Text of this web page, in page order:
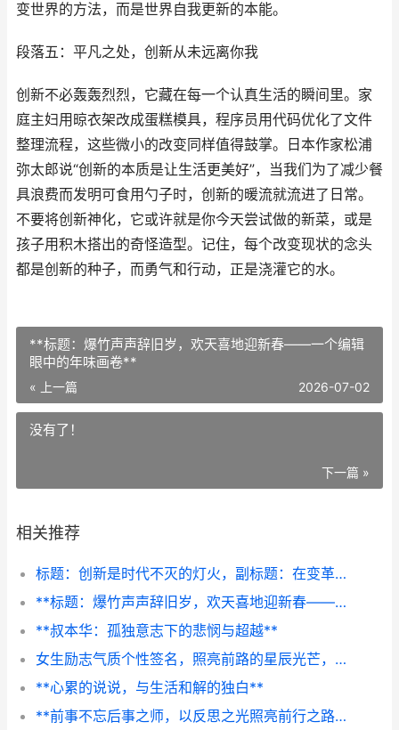
变世界的方法，而是世界自我更新的本能。
段落五：平凡之处，创新从未远离你我
创新不必轰轰烈烈，它藏在每一个认真生活的瞬间里。家
庭主妇用晾衣架改成蛋糕模具，程序员用代码优化了文件
整理流程，这些微小的改变同样值得鼓掌。日本作家松浦
弥太郎说“创新的本质是让生活更美好”，当我们为了减少餐
具浪费而发明可食用勺子时，创新的暖流就流进了日常。
不要将创新神化，它或许就是你今天尝试做的新菜，或是
孩子用积木搭出的奇怪造型。记住，每个改变现状的念头
都是创新的种子，而勇气和行动，正是浇灌它的水。
**标题：爆竹声声辞旧岁，欢天喜地迎新春——一个编辑
眼中的年味画卷**
« 上一篇 2026-07-02
没有了！
下一篇 »
相关推荐
标题：创新是时代不灭的灯火，副标题：在变革中寻找永恒
**标题：爆竹声声辞旧岁，欢天喜地迎新春——一个编辑眼中的年味画卷**
**叔本华：孤独意志下的悲悯与超越**
女生励志气质个性签名，照亮前路的星辰光芒，副标题，那些藏在签名里的力量与优雅
**心累的说说，与生活和解的独白**
**前事不忘后事之师，以反思之光照亮前行之路**